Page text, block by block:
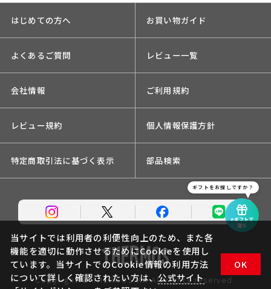
はじめての方へ お買い物ガイド
よくあるご質問 レビュー一覧
会社情報 ご利用規約
レビュー規約 個人情報保護方針
特定商取引法に基づく表示 部品検索
Copyright © THERMOS KK.All rights reserved.
当サイトでは利用者の利便性向上のため、また各
機能を適切に動作させるためにCookieを使用し
ています。当サイトでのCookie情報の利用方法
について詳しく確認されたい方は、公式サイト
OK
eギフトで
贈る
ギフトをお探しですか？